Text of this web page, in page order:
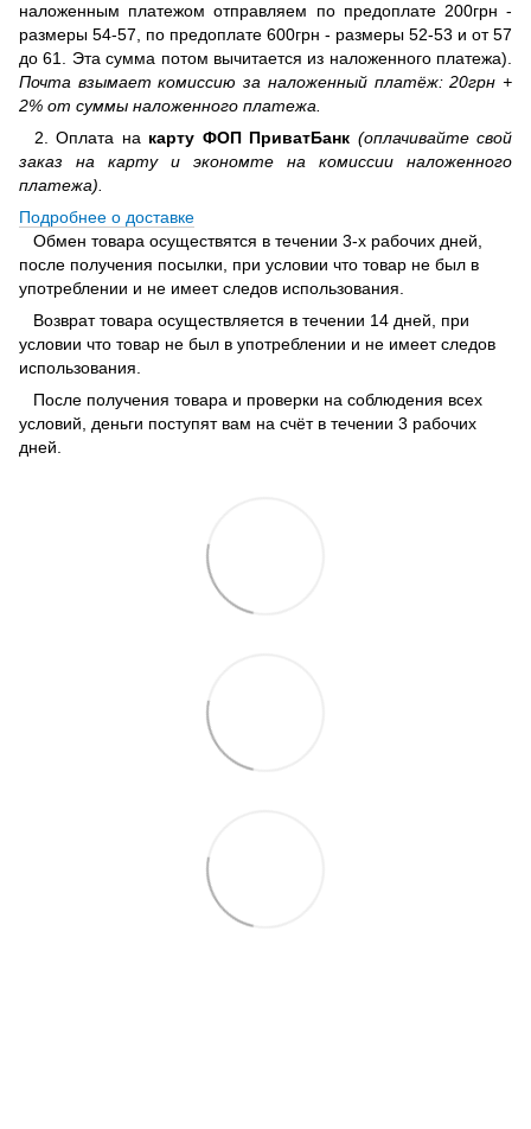
наложенным платежом отправляем по предоплате 200грн -
размеры 54-57, по предоплате 600грн - размеры 52-53 и от 57
до 61. Эта сумма потом вычитается из наложенного платежа).
Почта взымает комиссию за наложенный платёж: 20грн +
2% от суммы наложенного платежа.
2. Оплата на карту ФОП ПриватБанк (оплачивайте свой
заказ на карту и экономте на комиссии наложенного
платежа).
Подробнее о доставке
Обмен товара осуществятся в течении 3-х рабочих дней,
после получения посылки, при условии что товар не был в
употреблении и не имеет следов использования.
Возврат товара осуществляется в течении 14 дней, при
условии что товар не был в употреблении и не имеет следов
использования.
После получения товара и проверки на соблюдения всех
условий, деньги поступят вам на счёт в течении 3 рабочих
дней.